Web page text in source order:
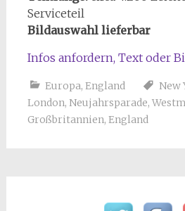
Serviceteil
Bildauswahl lieferbar
Infos anfordern, Text oder
Europa, England New
London, Neujahrsparade,
Großbritannien, England